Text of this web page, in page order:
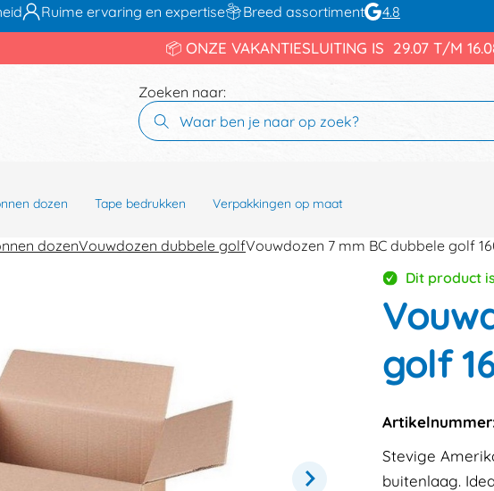
Ruime ervaring en expertise Breed assortiment 4.8
📦 ONZE VAKANTIESLUITING IS 29.07 T/M
Zoeken naar:
dozen Tape bedrukken Verpakkingen op maat
dozenVouwdozen dubbele golfVouwdozen 7 mm BC dubbele golf
Dit product
golf
Stevige
buitenlaag.